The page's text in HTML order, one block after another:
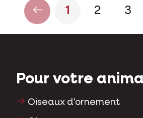
1 2 3
Pour votre
Oiseaux d'ornement